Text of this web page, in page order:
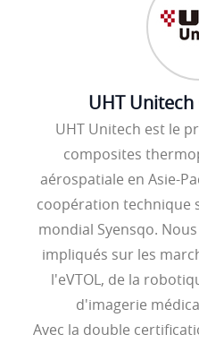
UHT
UHT Unitech est le
composites
aérospatiale en Asie-
coopération technique
mondial Syensqo.
impliqués sur les
l'eVTOL, de la
d'imagerie
Avec la double